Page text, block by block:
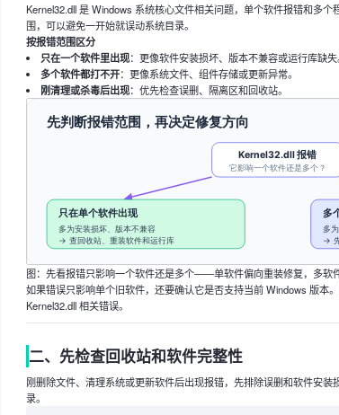
Kernel32.dll 是 Windows 系统核心文件相关问题，单个软件报错和多
围，可以避免一开始就误动系统目录。
按报错范围区分
只在一个软件里出现：更像软件安装损坏、版本不兼容或运行库缺失
多个软件都打不开：更像系统文件、组件存储或更新异常。
刚清理或杀毒后出现：优先检查误删、隔离区和回收站。
图：先看报错只影响一个软件还是多个——单软件偏向重装修复，多软
如果错误只影响单个旧软件，还要确认它是否支持当前 Windows 版本
Kernel32.dll 相关错误。
二、先检查回收站和软件完整性
刚删除文件、清理系统或更新软件后出现报错，先排除误删和软件安
录。